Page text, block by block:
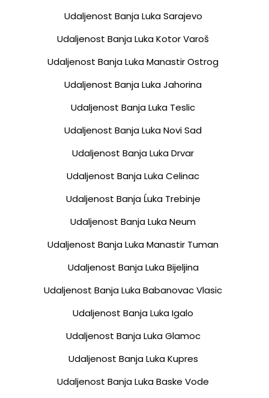
Udaljenost Banja Luka Sarajevo
Udaljenost Banja Luka Kotor Varoš
Udaljenost Banja Luka Manastir Ostrog
Udaljenost Banja Luka Jahorina
Udaljenost Banja Luka Teslic
Udaljenost Banja Luka Novi Sad
Udaljenost Banja Luka Drvar
Udaljenost Banja Luka Celinac
Udaljenost Banja Ĺuka Trebinje
Udaljenost Banja Luka Neum
Udaljenost Banja Luka Manastir Tuman
Udaljenost Banja Luka Bijeljina
Udaljenost Banja Luka Babanovac Vlasic
Udaljenost Banja Luka Igalo
Udaljenost Banja Luka Glamoc
Udaljenost Banja Luka Kupres
Udaljenost Banja Luka Baske Vode